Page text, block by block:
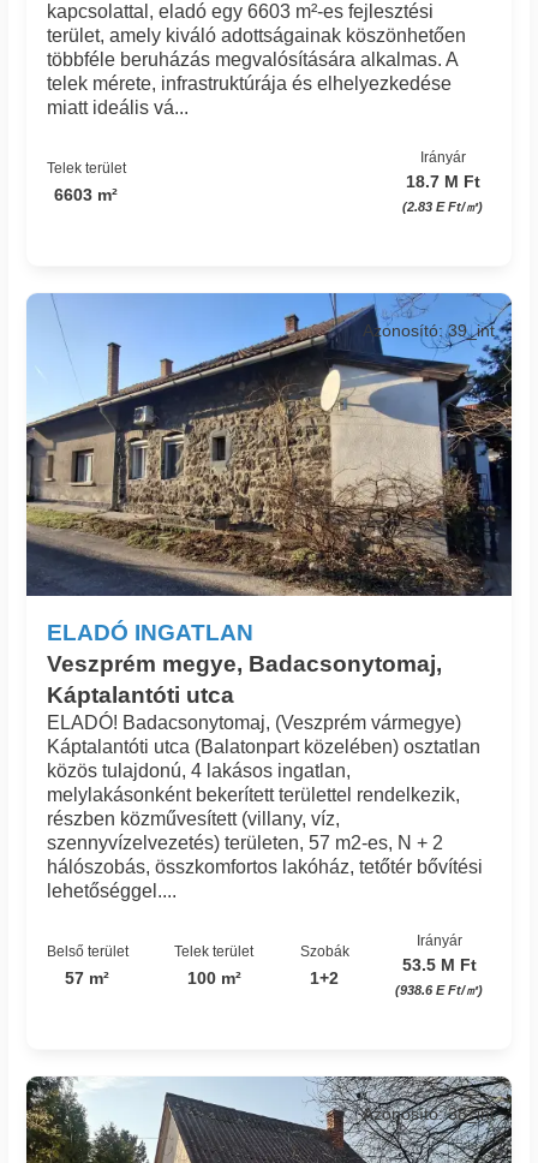
kapcsolattal, eladó egy 6603 m²-es fejlesztési
terület, amely kiváló adottságainak köszönhetően
többféle beruházás megvalósítására alkalmas. A
telek mérete, infrastruktúrája és elhelyezkedése
miatt ideális vá...
Telek terület
6603 m²
Irányár
18.7 M Ft
(2.83 E Ft/㎡)
ELADÓ INGATLAN
Veszprém megye, Badacsonytomaj,
Káptalantóti utca
Azonosító: 39_int
ELADÓ! Badacsonytomaj, (Veszprém vármegye)
Káptalantóti utca (Balatonpart közelében) osztatlan
közös tulajdonú, 4 lakásos ingatlan,
melylakásonként bekerített területtel rendelkezik,
részben közművesített (villany, víz,
szennyvízelvezetés) területen, 57 m2-es, N + 2
hálószobás, összkomfortos lakóház, tetőtér bővítési
lehetőséggel....
Belső terület
57 m²
Telek terület
100 m²
Szobák
1+2
Irányár
53.5 M Ft
(938.6 E Ft/㎡)
Azonosító: 38_int